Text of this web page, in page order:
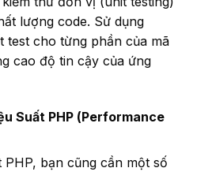
lượng code. Sử dụng
test cho từng phần của mã
cao độ tin cậy của ứng
Suất PHP (Performance
bạn cũng cần một số